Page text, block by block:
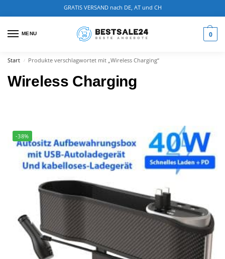
GRATIS VERSAND nach DE, AT und CH
MENU 0
Start / Produkte verschlagwortet mit „Wireless Charging“
Wireless Charging
-38%